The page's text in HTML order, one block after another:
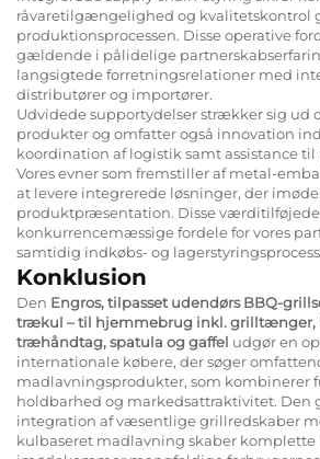
råvaretilgængelighed og kvalitetskontrol
produktionsprocessen. Disse operative
gældende i pålidelige
langsigtede forretningsrelationer med
distributører og importører.
Udvidede supportydelser strækker sig ud
produkter og omfatter også innovation
koordination af logistik samt assistance
Vores evner som fremstiller af metal-
at levere integrerede løsninger, der
produktpræsentation. Disse værditilføjede
konkurrencemæssige fordele for vores
samtidig indkøbs- og
Konklusion
Den Engros, tilpasset udendørs BBQ-
trækul – til hjemmebrug inkl. grilltænger,
træhåndtag, spatula og gaffel udgør en
internationale købere, der søger
madlavningsprodukter, som kombinerer
holdbarhed og markedsattraktivitet.
integration af væsentlige grillredskaber
kulbaseret madlavning skaber komplette